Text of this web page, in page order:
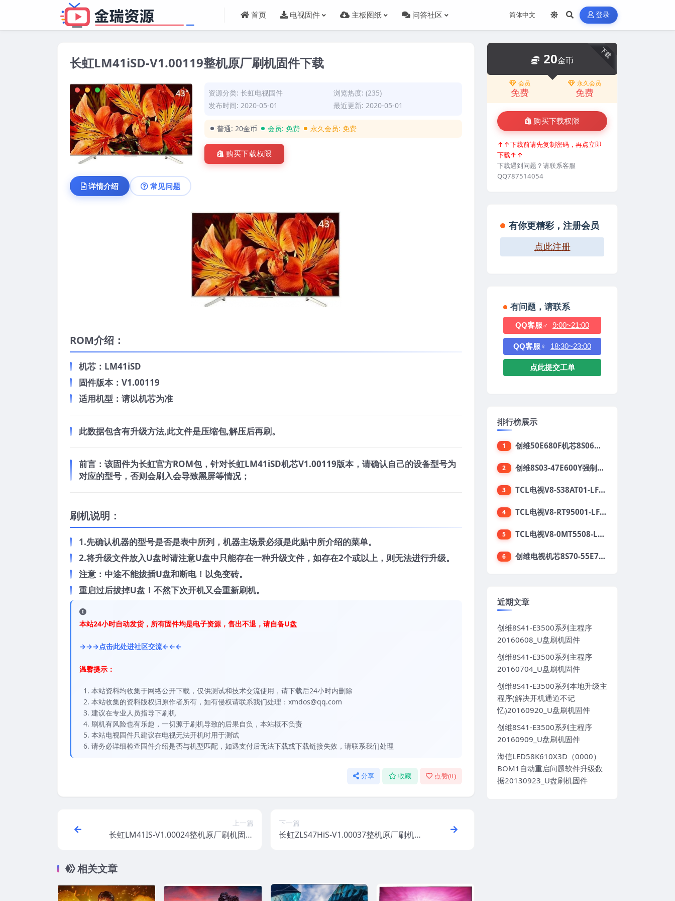
首页 电视固件 主板图纸 问答社区 登录
长虹LM41iSD-V1.00119整机原厂刷机固件下载
资源分类:长虹电视固件
浏览热度: (235)
发布时间: 2020-05-01
最近更新: 2020-05-01
普通:20金币 会员:免费 永久会员:免费
购买下载权限
详情介绍 常见问题
ROM介绍：
机芯：LM41iSD
固件版本：V1.00119
适用机型：请以机芯为准
此数据包含有升级方法,此文件是压缩包,解压后再刷。
前言： 该固件为长虹官方ROM包，针对长虹LM41iSD机芯V1.00119版本，请确认自己的设备型号为
对应的型号，否则会刷入会导致黑屏等情况；
刷机说明：
1.先确认机器的型号是否是表中所列，机器主场景必须是此贴中所介绍的菜单。
2.将升级文件放入U盘时请注意U盘中只能存在一种升级文件，如存在2个或以上，则无法进行升级。
注意：中途不能拔插U盘和断电！以免变砖。
重启过后拔掉U盘！不然下次开机又会重新刷机。
本站24小时自动发货，所有固件均是电子资源，售出不退，请自备U盘
→→→点击此处进社区交流←←←
温馨提示：
本站资料均收集于网络公开下载，仅供测试和技术交流使用，请下载后24小时内删除
本站收集的资料版权归原作者所有，如有侵权请联系我们处理：xmdos@qq.com
建议在专业人员指导下刷机
刷机有风险也有乐趣，一切源于刷机导致的后果自负，本站概不负责
本站电视固件只建议在电视无法开机时用于测试
请务必详细检查固件介绍是否与机型匹配，如遇支付后无法下载或下载链接失效，请联系我们处理
分享 收藏 点赞(0)
上一篇
长虹LM41IS-V1.00024整机原厂刷机固件
下一篇
长虹ZLS47HiS-V1.00037整机原厂刷机固
相关文章
下载
20金币
会员
免费
永久会员
免费
购买下载权限
↑↑下载前请先复制密码，再点立即
下载↑↑
下载遇到问题？请联系客服
QQ787514054
有你更精彩，注册会员
点此注册
有问题，请联系
QQ客服♂ 9:00~21:00
QQ客服♀ 18:30~23:00
点此提交工单
排行榜展示
1 创维50E680F机芯8S06强制升级刷机包
2 创维8S03-47E600Y强制升级软件刷机电视固件包
3 TCL电视V8-S38AT01-LF1V123版本强刷电视固件包下载
4 TCL电视V8-RT95001-LF1V215版本强刷电视固件包下载
5 TCL电视V8-0MT5508-LF1V362版本强刷电视固件包下载
6 创维电视机芯8S70-55E710S系列酷开5.05刷机固件
近期文章
创维8S41-E3500系列主程序
20160608_U盘刷机固件
创维8S41-E3500系列主程序
20160704_U盘刷机固件
创维8S41-E3500系列本地升级主
程序(解决开机通道不记
忆)20160920_U盘刷机固件
创维8S41-E3500系列主程序
20160909_U盘刷机固件
海信LED58K610X3D（0000）
BOM1自动重启问题软件升级数
据20130923_U盘刷机固件